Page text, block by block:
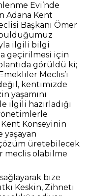
Evi’nde
Adana Kent
Başkanı Ömer
bulduğumuz
ilgili bilgi
geçirilmesi için
görüldü ki;
Meclis’i
kentimizde
yaşamını
ilgili hazırladığı
Konseyinin
yaşayan
üretebilecek
meclis olabilme
bize
Keskin, Zihneti